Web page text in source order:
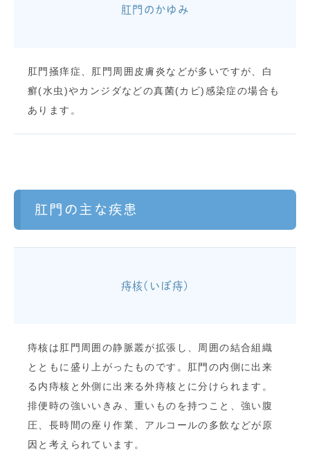
肛門のかゆみ
肛門掻痒症、肛門周囲皮膚炎などが多いですが、白
癬(水虫)やカンジダなどの真菌(カビ)感染症の場合も
あります。
肛門の主な疾患
痔核(いぼ痔)
痔核は肛門周囲の静脈叢が拡張し、周囲の結合組織
とともに盛り上がったものです。肛門の内側に出来
る内痔核と外側に出来る外痔核とに分けられます。
排便時の強いいきみ、重いものを持つこと、強い腹
圧、長時間の座り作業、アルコールの多飲などが原
因と考えられています。